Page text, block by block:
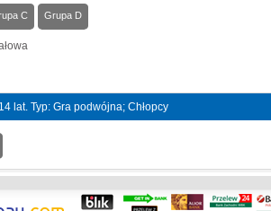
C Grupa D
lat. Typ: Gra podwójna; Chłopcy